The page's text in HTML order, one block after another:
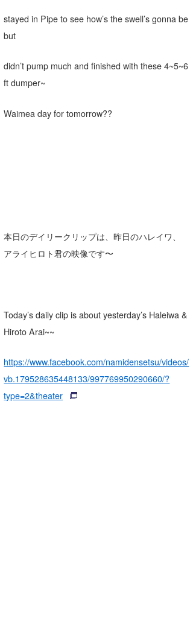
stayed in Pipe to see how’s the swell’s gonna be
but
didn’t pump much and finished with these 4~5~6
ft dumper~
Waimea day for tomorrow??
本日のデイリークリップは、昨日のハレイワ、
アライヒロト君の映像です〜
Today’s daily clip is about yesterday’s Haleiwa &
Hiroto Arai~~
https://www.facebook.com/namidensetsu/videos/
vb.179528635448133/997769950290660/?
type=2&theater